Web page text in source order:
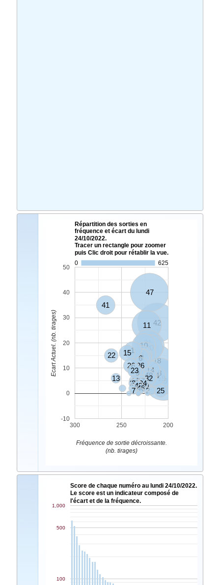
Répartition des sorties en
fréquence et écart du lundi
24/10/2022.
Tracer un rectangle pour zoomer
puis Clic droit pour rétablir la vue.
0
625
39
42
47
19
18
8
11
45
21
30
10
5
34
3
14
4
6
41
1
36
48
15
26
32
9
22
23
25
17
20
24
44
13
27
31
40
49
462
7
300 250 200
-10
0
10
20
30
40
50
Fréquence de sortie décroissante.
(nb. tirages)
Ecart Actuel. (nb. tirages)
Score de chaque numéro au lundi 24/10/2022.
Le score est un indicateur composé de
l'écart et de la fréquence.
100
500
1,000